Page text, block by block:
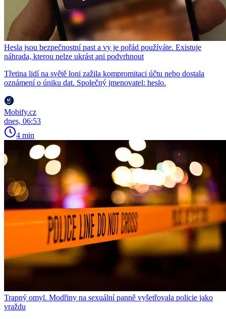
Hesla jsou bezpečnostní past a vy je pořád používáte. Existuje
náhrada, kterou nelze ukrást ani podvrhnout
Třetina lidí na světě loni zažila kompromitaci účtu nebo dostala
oznámení o úniku dat. Společný jmenovatel: heslo.
Mobify.cz
dnes, 06:53
4 min
Trapný omyl. Modřiny na sexuální panně vyšetřovala policie jako
vraždu